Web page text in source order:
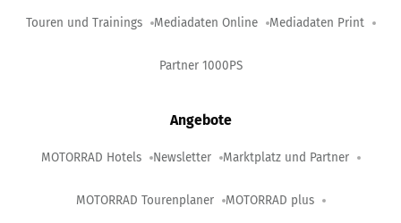
Touren und Trainings Mediadaten Online Mediadaten Print
Partner 1000PS
Angebote
MOTORRAD Hotels Newsletter Marktplatz und Partner
MOTORRAD Tourenplaner MOTORRAD plus